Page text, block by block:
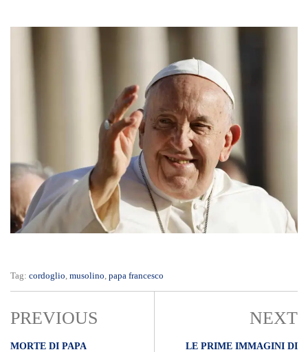
Tag: cordoglio musolino papa francesco
PREVIOUS
MORTE DI PAPA
NEXT
LE PRIME IMMAGINI DI